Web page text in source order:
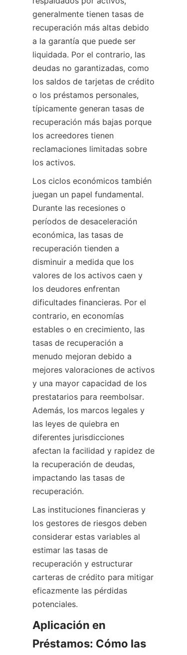
generalmente tienen tasas de
recuperación más altas debido
a la garantía que puede ser
liquidada. Por el contrario, las
deudas no garantizadas, como
los saldos de tarjetas de crédito
o los préstamos personales,
típicamente generan tasas de
recuperación más bajas porque
los acreedores tienen
reclamaciones limitadas sobre
los activos.
Los ciclos económicos también
juegan un papel fundamental.
Durante las recesiones o
períodos de desaceleración
económica, las tasas de
recuperación tienden a
disminuir a medida que los
valores de los activos caen y
los deudores enfrentan
dificultades financieras. Por el
contrario, en economías
estables o en crecimiento, las
tasas de recuperación a
menudo mejoran debido a
mejores valoraciones de activos
y una mayor capacidad de los
prestatarios para reembolsar.
Además, los marcos legales y
las leyes de quiebra en
diferentes jurisdicciones
afectan la facilidad y rapidez de
la recuperación de deudas,
impactando las tasas de
recuperación.
Las instituciones financieras y
los gestores de riesgos deben
considerar estas variables al
estimar las tasas de
recuperación y estructurar
carteras de crédito para mitigar
eficazmente las pérdidas
potenciales.
Aplicación en
Préstamos: Cómo las